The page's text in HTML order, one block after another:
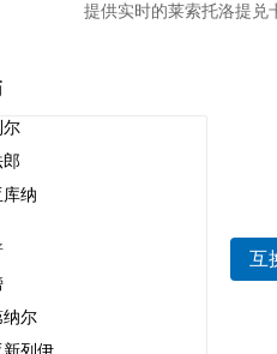
提供实时的莱索托洛提兑